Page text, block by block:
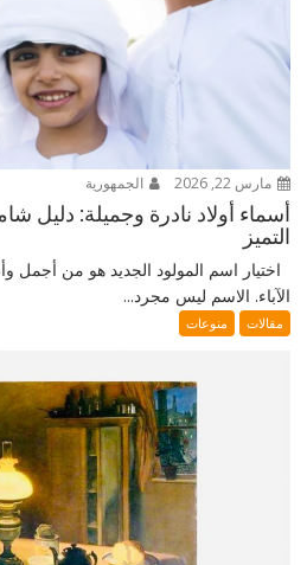
مارس 22, 2026 الجمهورية
أسماء أولاد نادرة وجميلة: دليل
التميز
اختيار اسم المولود الجديد هو من أجمل
الآباء. الاسم ليس مجرد...
مقالات منوعات